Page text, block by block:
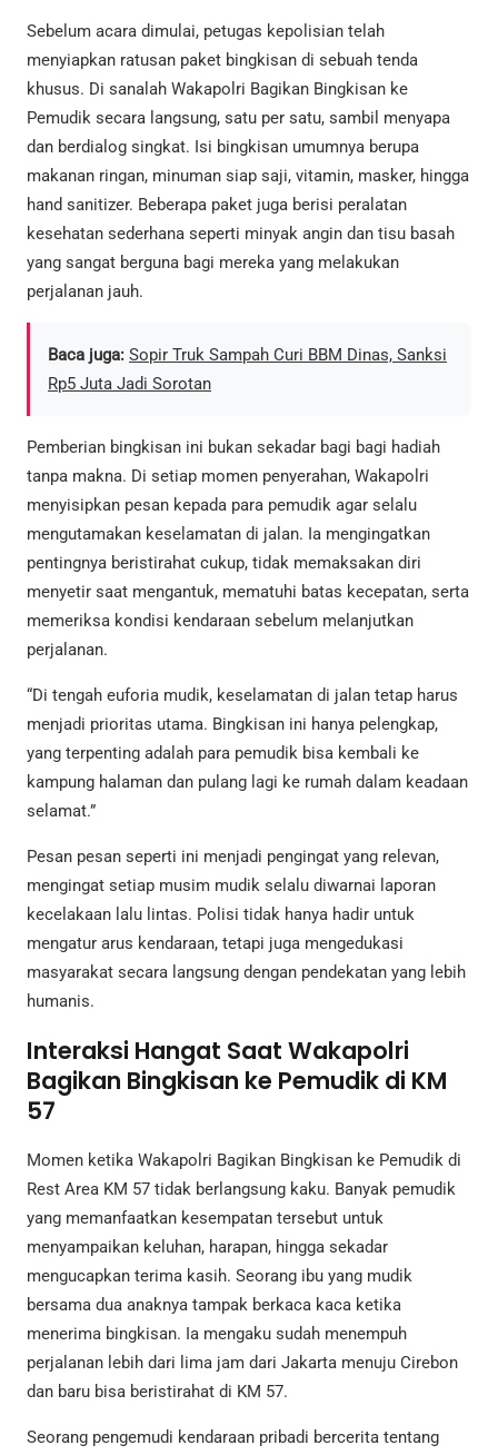
Sebelum acara dimulai, petugas kepolisian telah
menyiapkan ratusan paket bingkisan di sebuah tenda
khusus. Di sanalah Wakapolri Bagikan Bingkisan ke
Pemudik secara langsung, satu per satu, sambil menyapa
dan berdialog singkat. Isi bingkisan umumnya berupa
makanan ringan, minuman siap saji, vitamin, masker, hingga
hand sanitizer. Beberapa paket juga berisi peralatan
kesehatan sederhana seperti minyak angin dan tisu basah
yang sangat berguna bagi mereka yang melakukan
perjalanan jauh.
Baca juga: Sopir Truk Sampah Curi BBM Dinas, Sanksi
Rp5 Juta Jadi Sorotan
Pemberian bingkisan ini bukan sekadar bagi bagi hadiah
tanpa makna. Di setiap momen penyerahan, Wakapolri
menyisipkan pesan kepada para pemudik agar selalu
mengutamakan keselamatan di jalan. Ia mengingatkan
pentingnya beristirahat cukup, tidak memaksakan diri
menyetir saat mengantuk, mematuhi batas kecepatan, serta
memeriksa kondisi kendaraan sebelum melanjutkan
perjalanan.
“Di tengah euforia mudik, keselamatan di jalan tetap harus
menjadi prioritas utama. Bingkisan ini hanya pelengkap,
yang terpenting adalah para pemudik bisa kembali ke
kampung halaman dan pulang lagi ke rumah dalam keadaan
selamat.”
Pesan pesan seperti ini menjadi pengingat yang relevan,
mengingat setiap musim mudik selalu diwarnai laporan
kecelakaan lalu lintas. Polisi tidak hanya hadir untuk
mengatur arus kendaraan, tetapi juga mengedukasi
masyarakat secara langsung dengan pendekatan yang lebih
humanis.
Interaksi Hangat Saat Wakapolri
Bagikan Bingkisan ke Pemudik di KM
57
Momen ketika Wakapolri Bagikan Bingkisan ke Pemudik di
Rest Area KM 57 tidak berlangsung kaku. Banyak pemudik
yang memanfaatkan kesempatan tersebut untuk
menyampaikan keluhan, harapan, hingga sekadar
mengucapkan terima kasih. Seorang ibu yang mudik
bersama dua anaknya tampak berkaca kaca ketika
menerima bingkisan. Ia mengaku sudah menempuh
perjalanan lebih dari lima jam dari Jakarta menuju Cirebon
dan baru bisa beristirahat di KM 57.
Seorang pengemudi kendaraan pribadi bercerita tentang